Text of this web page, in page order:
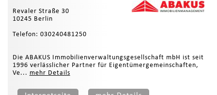
Revaler Straße 30
10245 Berlin
Telefon: 030240481250
Die ABAKUS Immobilienverwaltungsgesellschaft mbH ist seit
1996 verlässlicher Partner für Eigentümergemeinschaften,
Ve... mehr Details